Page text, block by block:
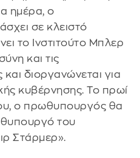
ημέρα, ο
σε κλειστό
το Ινστιτούτο Μπλερ
και τις
και διοργανώνεται για
κυβέρνησης. Το πρωί
ο πρωθυπουργός θα
του
Στάρμερ».